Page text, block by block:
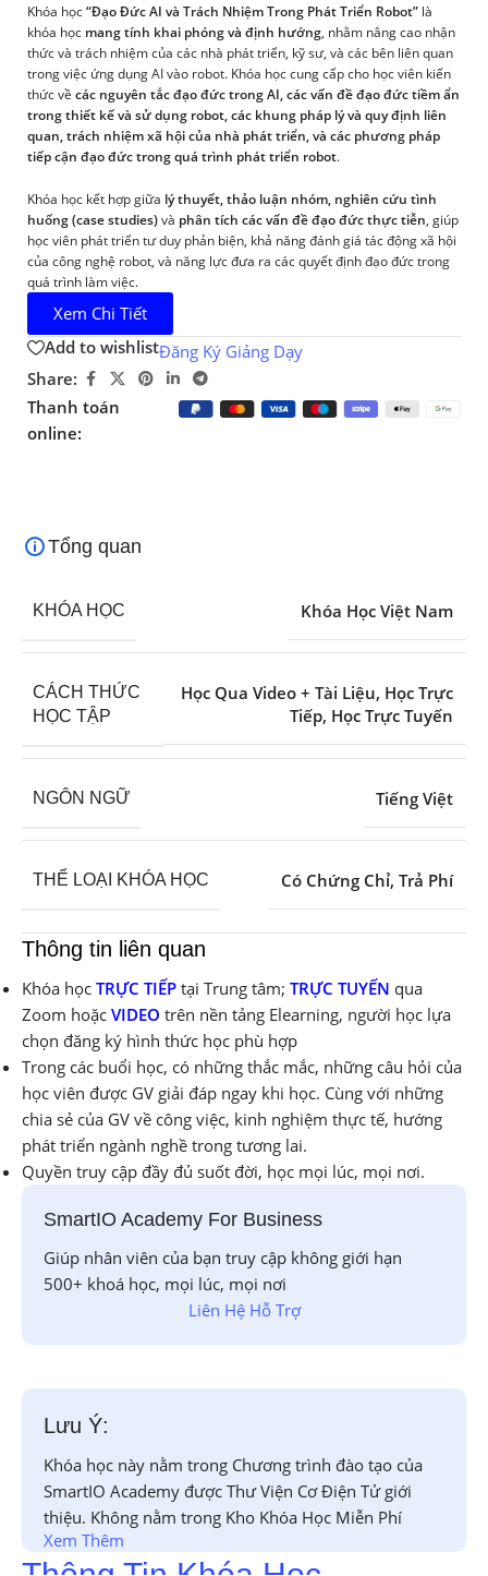
Khóa học“Đạo Đức AI và Trách Nhiệm Trong Phát Triển Robot” là
khóa học mang tính khai phóng và định hướng, nhằm nâng cao nhận
thức và trách nhiệm của các nhà phát triển, kỹ sư, và các bên liên quan
trong việc ứng dụng AI vào robot. Khóa học cung cấp cho học viên kiến
thức về các nguyên tắc đạo đức trong AI, các vấn đề đạo đức tiềm ẩn
trong thiết kế và sử dụng robot, các khung pháp lý và quy định liên
quan, trách nhiệm xã hội của nhà phát triển, và các phương pháp
tiếp cận đạo đức trong quá trình phát triển robot.
Khóa học kết hợp giữa lý thuyết, thảo luận nhóm, nghiên cứu tình
huống (case studies)và phân tích các vấn đề đạo đức thực tiễn, giúp
học viên phát triển tư duy phản biện, khả năng đánh giá tác động xã hội
của công nghệ robot, và năng lực đưa ra các quyết định đạo đức trong
quá trình làm việc.
Xem Chi Tiết
Add to wishlistĐăng Ký Giảng Dạy
Share:
Thanh toán
online:
Tổng quan
KHÓA HỌC Khóa Học Việt Nam
CÁCH THỨC
HỌC TẬP
Học Qua Video + Tài Liệu, Học Trực
Tiếp, Học Trực Tuyến
NGÔN NGỮ Tiếng Việt
THỂ LOẠI KHÓA HỌC Có Chứng Chỉ, Trả Phí
Thông tin liên quan
Khóa học TRỰC TIẾP tại Trung tâm; TRỰC TUYẾN qua
Zoom hoặc VIDEO trên nền tảng Elearning, người học lựa
chọn đăng ký hình thức học phù hợp
Trong các buổi học, có những thắc mắc, những câu hỏi của
học viên được GV giải đáp ngay khi học. Cùng với những
chia sẻ của GV về công việc, kinh nghiệm thực tế, hướng
phát triển ngành nghề trong tương lai.
Quyền truy cập đầy đủ suốt đời, học mọi lúc, mọi nơi.
SmartIO Academy For Business
Giúp nhân viên của bạn truy cập không giới hạn
500+ khoá học, mọi lúc, mọi nơi
Liên Hệ Hỗ Trợ
Lưu Ý:
Khóa học này nằm trong Chương trình đào tạo của
SmartIO Academy được Thư Viện Cơ Điện Tử giới
thiệu. Không nằm trong Kho Khóa Học Miễn Phí
Xem Thêm